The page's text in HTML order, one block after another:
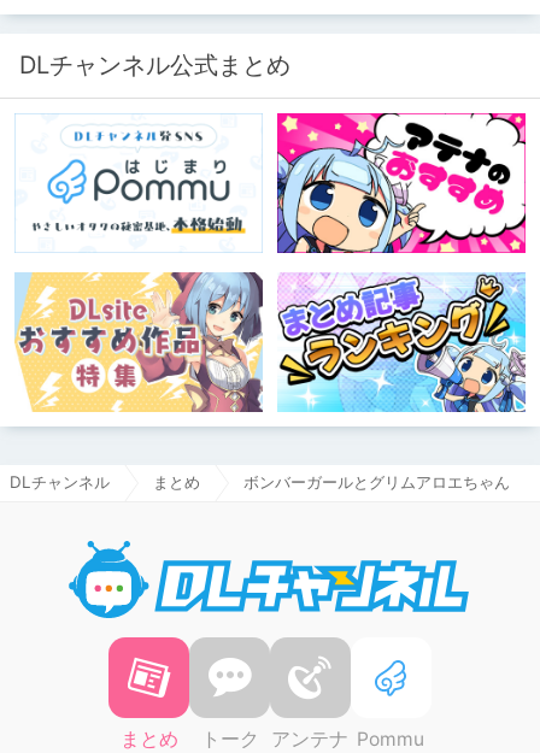
DLチャンネル公式まとめ
DLチャンネル まとめ ボンバーガールとグリムアロエちゃん
まとめ トーク アンテナ Pommu